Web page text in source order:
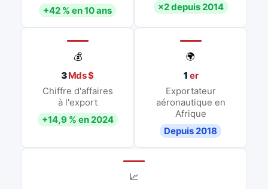
+42 % en 10 ans
×2 depuis 2014
💰
3Mds $
Chiffre d'affaires
à l'export
+14,9 % en 2024
🌍
1 er
Exportateur
aéronautique en
Afrique
Depuis 2018
📈